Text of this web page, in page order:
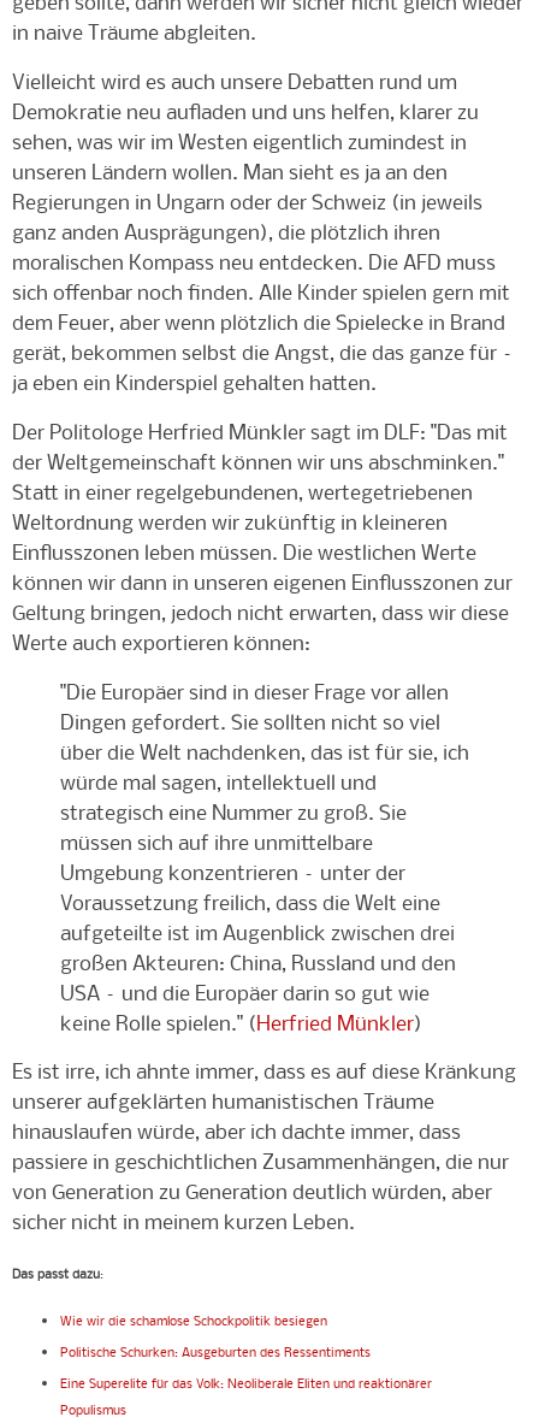
geben sollte, dann werden wir sicher nicht gleich wieder
in naive Träume abgleiten.
Vielleicht wird es auch unsere Debatten rund um
Demokratie neu aufladen und uns helfen, klarer zu
sehen, was wir im Westen eigentlich zumindest in
unseren Ländern wollen. Man sieht es ja an den
Regierungen in Ungarn oder der Schweiz (in jeweils
ganz anden Ausprägungen), die plötzlich ihren
moralischen Kompass neu entdecken. Die AFD muss
sich offenbar noch finden. Alle Kinder spielen gern mit
dem Feuer, aber wenn plötzlich die Spielecke in Brand
gerät, bekommen selbst die Angst, die das ganze für –
ja eben ein Kinderspiel gehalten hatten.
Der Politologe Herfried Münkler sagt im DLF: "Das mit
der Weltgemeinschaft können wir uns abschminken."
Statt in einer regelgebundenen, wertegetriebenen
Weltordnung werden wir zukünftig in kleineren
Einflusszonen leben müssen. Die westlichen Werte
können wir dann in unseren eigenen Einflusszonen zur
Geltung bringen, jedoch nicht erwarten, dass wir diese
Werte auch exportieren können:
"Die Europäer sind in dieser Frage vor allen
Dingen gefordert. Sie sollten nicht so viel
über die Welt nachdenken, das ist für sie, ich
würde mal sagen, intellektuell und
strategisch eine Nummer zu groß. Sie
müssen sich auf ihre unmittelbare
Umgebung konzentrieren – unter der
Voraussetzung freilich, dass die Welt eine
aufgeteilte ist im Augenblick zwischen drei
großen Akteuren: China, Russland und den
USA – und die Europäer darin so gut wie
keine Rolle spielen." (Herfried Münkler)
Es ist irre, ich ahnte immer, dass es auf diese Kränkung
unserer aufgeklärten humanistischen Träume
hinauslaufen würde, aber ich dachte immer, dass
passiere in geschichtlichen Zusammenhängen, die nur
von Generation zu Generation deutlich würden, aber
sicher nicht in meinem kurzen Leben.
Das passt dazu:
Wie wir die schamlose Schockpolitik besiegen
Politische Schurken: Ausgeburten des Ressentiments
Eine Superelite für das Volk: Neoliberale Eliten und reaktionärer
Populismus